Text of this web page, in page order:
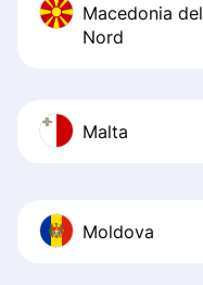
Macedonia del
Nord
Malta
Moldova